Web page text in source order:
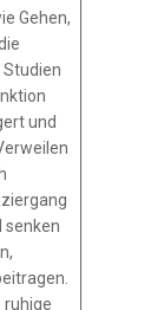
Gehen,
und
senken
ruhige